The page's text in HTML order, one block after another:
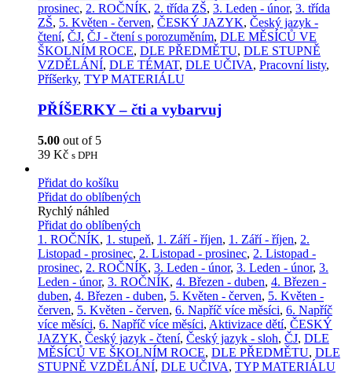
prosinec, 2. ROČNÍK, 2. třída ZŠ, 3. Leden - únor, 3. třída
ZŠ, 5. Květen - červen, ČESKÝ JAZYK, Český jazyk -
čtení, ČJ, ČJ - čtení s porozuměním, DLE MĚSÍCŮ VE
ŠKOLNÍM ROCE, DLE PŘEDMĚTU, DLE STUPNĚ
VZDĚLÁNÍ, DLE TÉMAT, DLE UČIVA, Pracovní listy,
Příšerky, TYP MATERIÁLU
PŘÍŠERKY – čti a vybarvuj
5.00 out of 5
39 Kč s DPH
Přidat do košíku
Přidat do oblíbených
Rychlý náhled
Přidat do oblíbených
1. ROČNÍK, 1. stupeň, 1. Září - říjen, 1. Září - říjen, 2.
Listopad - prosinec, 2. Listopad - prosinec, 2. Listopad -
prosinec, 2. ROČNÍK, 3. Leden - únor, 3. Leden - únor, 3.
Leden - únor, 3. ROČNÍK, 4. Březen - duben, 4. Březen -
duben, 4. Březen - duben, 5. Květen - červen, 5. Květen -
červen, 5. Květen - červen, 6. Napříč více měsíci, 6. Napříč
více měsíci, 6. Napříč více měsíci, Aktivizace dětí, ČESKÝ
JAZYK, Český jazyk - čtení, Český jazyk - sloh, ČJ, DLE
MĚSÍCŮ VE ŠKOLNÍM ROCE, DLE PŘEDMĚTU, DLE
STUPNĚ VZDĚLÁNÍ, DLE UČIVA, TYP MATERIÁLU